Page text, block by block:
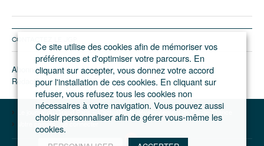
CONTACTEZ LE JGP
Abonnement/pub
Rédaction
Le journal du Grand Paris – L'actualité du développement de l'Ile-de-France
Votre compte
Se connecter
Ce site utilise des cookies afin de mémoriser vos
préférences et d'optimiser votre parcours. En
cliquant sur accepter, vous donnez votre accord
pour l'installation de ces cookies. En cliquant sur
refuser, vous refusez tous les cookies non
nécessaires à votre navigation. Vous pouvez aussi
choisir personnaliser afin de gérer vous-même les
cookies.